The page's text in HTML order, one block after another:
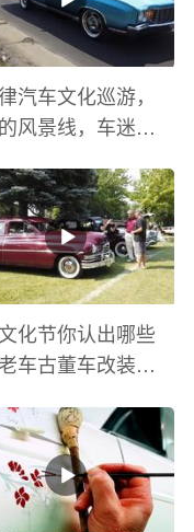
汽车文化巡游，
风景线，车迷的
化节你认出哪些
车古董车改装车